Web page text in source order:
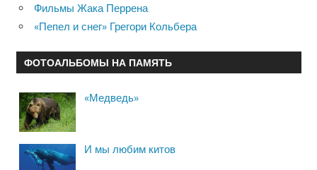
Фильмы Жака Перрена
«Пепел и снег» Грегори Кольбера
ФОТОАЛЬБОМЫ НА ПАМЯТЬ
«Медведь»
И мы любим китов